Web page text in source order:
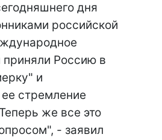
дня
российской
Россию в
и
стремление
же все это
- заявил